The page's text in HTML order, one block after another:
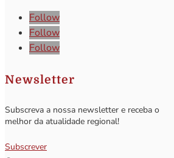
Follow
Follow
Follow
Newsletter
Subscreva a nossa newsletter e receba o
melhor da atualidade regional!
Subscrever